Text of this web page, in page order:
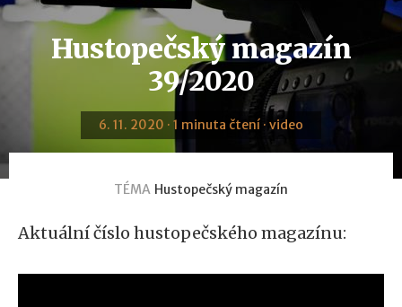
Hustopečský magazín
39/2020
6. 11. 2020 · 1 minuta čtení · video
TÉMA Hustopečský magazín
Aktuální číslo hustopečského magazínu: